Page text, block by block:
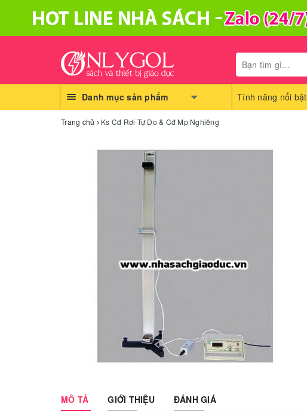
Danh mục sản phẩm Tính năng nổi bật
Trang chủ Ks Cđ Rơi Tự Do & Cđ Mp Nghiêng
MÔ TẢ GIỚI THIỆU ĐÁNH GIÁ